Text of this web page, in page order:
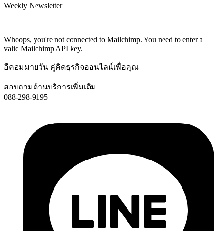
Weekly Newsletter
Whoops, you're not connected to Mailchimp. You need to enter a
valid Mailchimp API key.
อีคอมมายวัน คู่คิดธุรกิจออนไลน์เพื่อคุณ
สอบถามด้านบริการเพิ่มเติม
088-298-9195